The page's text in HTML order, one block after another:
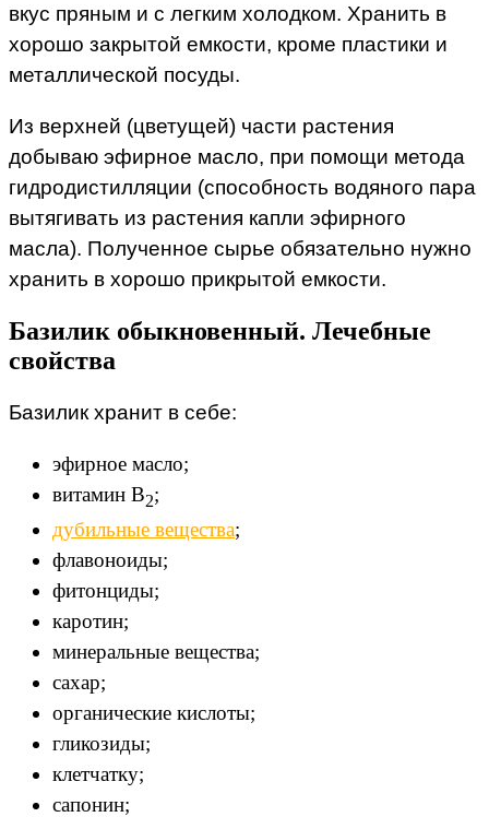
вкус пряным и с легким холодком. Хранить в
хорошо закрытой емкости, кроме пластики и
металлической посуды.
Из верхней (цветущей) части растения
добываю эфирное масло, при помощи метода
гидродистилляции (способность водяного пара
вытягивать из растения капли эфирного
масла). Полученное сырье обязательно нужно
хранить в хорошо прикрытой емкости.
Базилик обыкновенный. Лечебные
свойства
Базилик хранит в себе:
эфирное масло;
витамин В2;
дубильные вещества;
флавоноиды;
фитонциды;
каротин;
минеральные вещества;
сахар;
органические кислоты;
гликозиды;
клетчатку;
сапонин;